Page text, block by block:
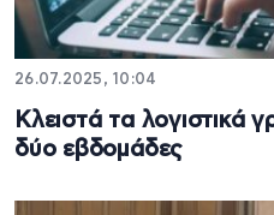
26.07.2025, 10:04
Κλειστά τα λογιστικά
δύο εβδομάδες